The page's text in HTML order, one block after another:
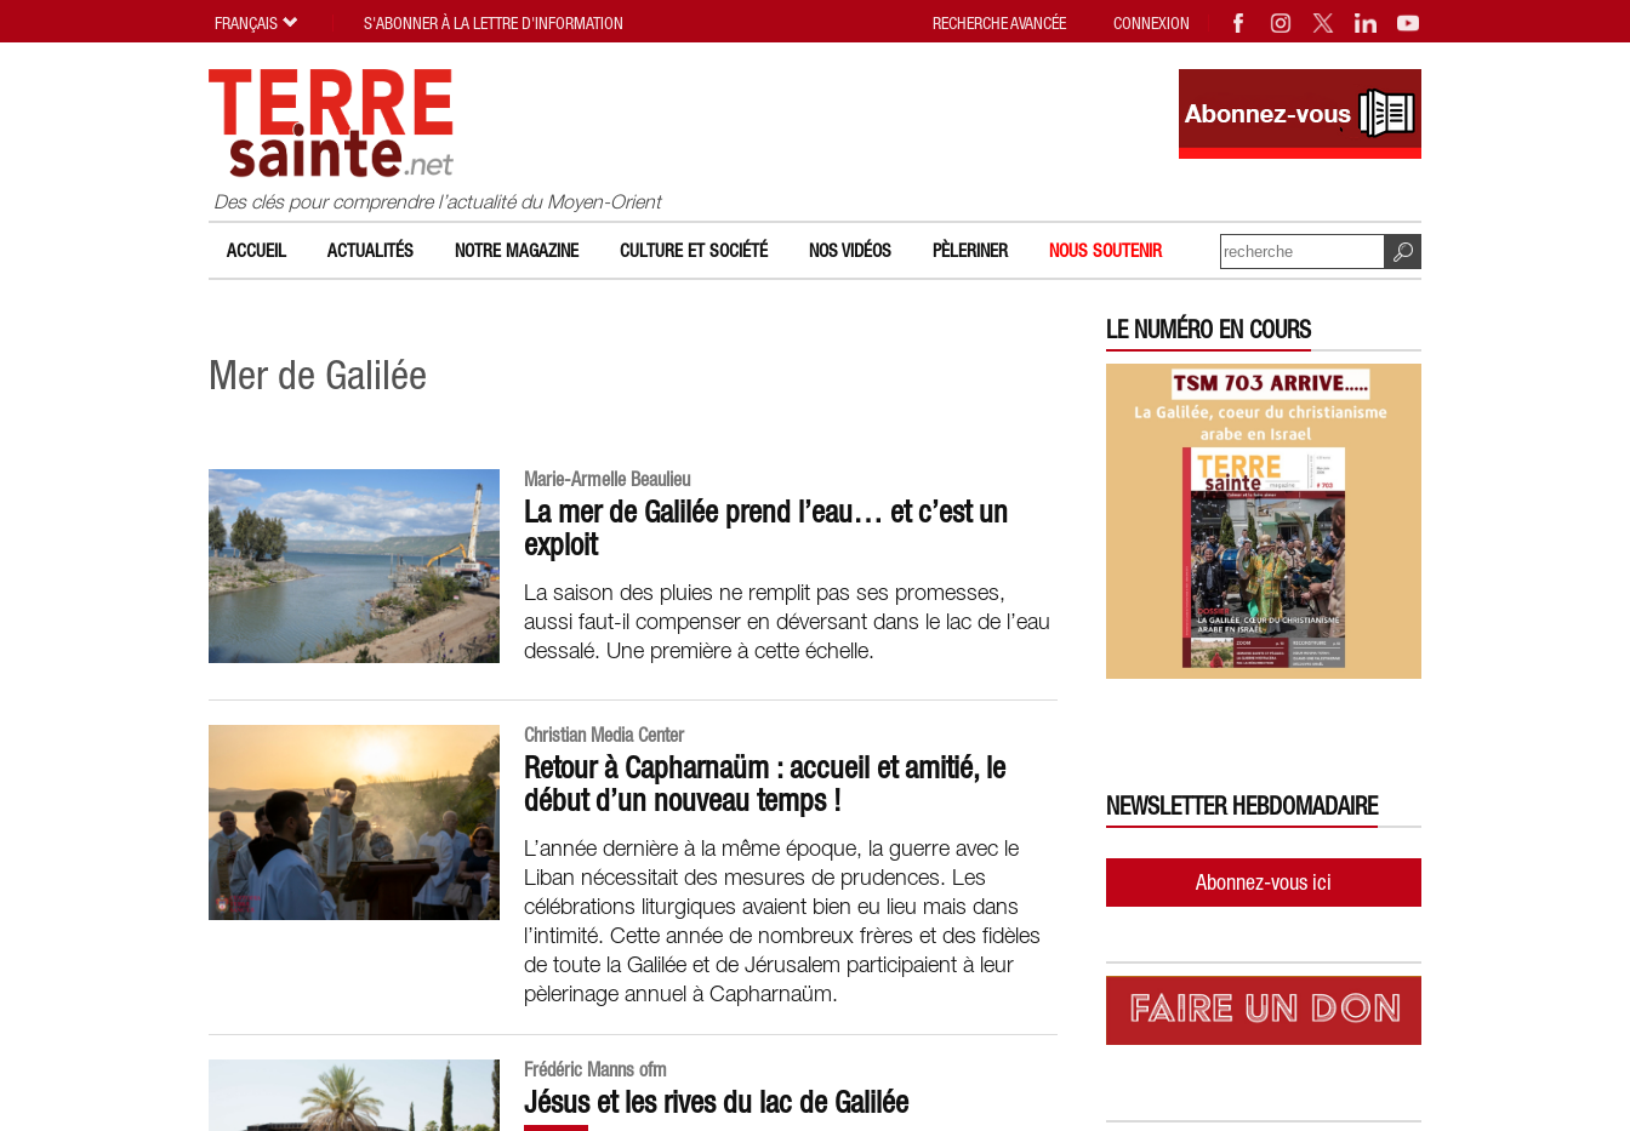
Des clés pour comprendre l’actualité du Moyen-Orient
ACCUEIL ACTUALITÉS NOTRE MAGAZINE CULTURE ET SOCIÉTÉ NOS VIDÉOS PÈLERINER NOUS SOUTENIR
Mer de Galilée
Marie-Armelle Beaulieu
La mer de Galilée prend l’eau… et c’est un
exploit
La saison des pluies ne remplit pas ses promesses,
aussi faut-il compenser en déversant dans le lac de l’eau
dessalé. Une première à cette échelle.
Christian Media Center
Retour à Capharnaüm : accueil et amitié, le
début d’un nouveau temps !
L’année dernière à la même époque, la guerre avec le
Liban nécessitait des mesures de prudences. Les
célébrations liturgiques avaient bien eu lieu mais dans
l’intimité. Cette année de nombreux frères et des fidèles
de toute la Galilée et de Jérusalem participaient à leur
pèlerinage annuel à Capharnaüm.
Frédéric Manns ofm
Jésus et les rives du lac de Galilée
LE NUMÉRO EN COURS
NEWSLETTER HEBDOMADAIRE
Abonnez-vous ici
RECHERCHE AVANCÉE CONNEXION
FRANÇAIS S'ABONNER À LA LETTRE D'INFORMATION